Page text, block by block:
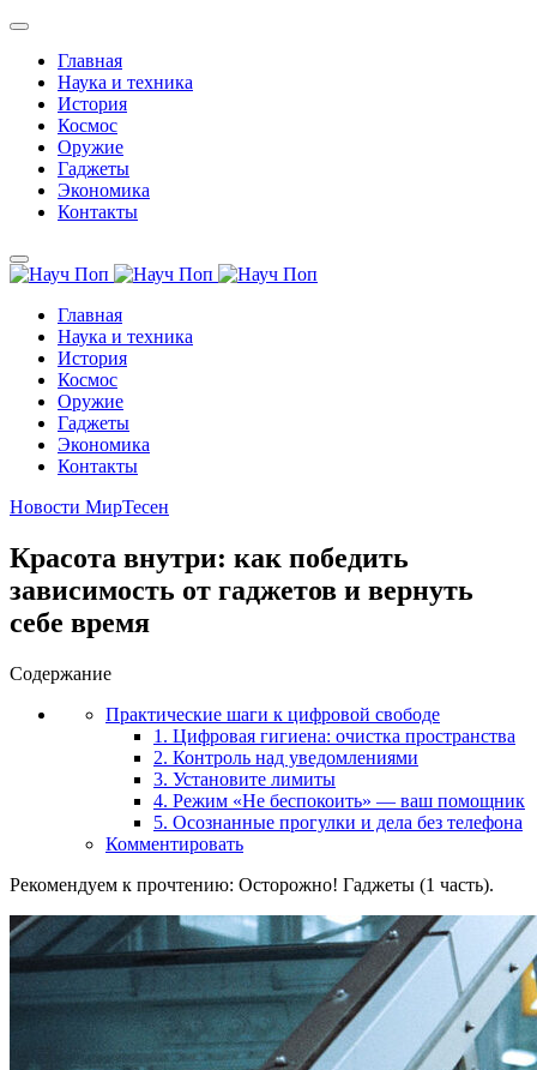
Главная
Наука и техника
История
Космос
Оружие
Гаджеты
Экономика
Контакты
Главная
Наука и техника
История
Космос
Оружие
Гаджеты
Экономика
Контакты
Новости МирТесен
Красота внутри: как победить
зависимость от гаджетов и вернуть
себе время
Содержание
Практические шаги к цифровой свободе
1. Цифровая гигиена: очистка пространства
2. Контроль над уведомлениями
3. Установите лимиты
4. Режим «Не беспокоить» — ваш помощник
5. Осознанные прогулки и дела без телефона
Комментировать
Рекомендуем к прочтению: Осторожно! Гаджеты (1 часть).